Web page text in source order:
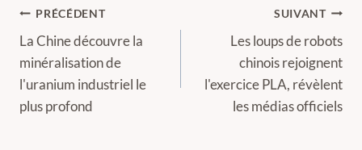
Navigation
de
l’article
PRÉCÉDENT
La Chine découvre la
minéralisation de
l'uranium industriel le
plus profond
SUIVANT
Les loups de robots
chinois rejoignent
l'exercice PLA, révèlent
les médias officiels